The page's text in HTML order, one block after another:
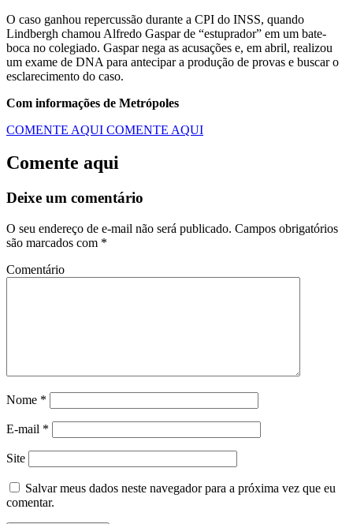
O caso ganhou repercussão durante a CPI do INSS, quando
Lindbergh chamou Alfredo Gaspar de “estuprador” em um bate-
boca no colegiado. Gaspar nega as acusações e, em abril, realizou
um exame de DNA para antecipar a produção de provas e buscar o
esclarecimento do caso.
Com informações de Metrópoles
COMENTE AQUI COMENTE AQUI
Comente aqui
Deixe um comentário
O seu endereço de e-mail não será publicado. Campos obrigatórios
são marcados com *
Comentário
Nome *
E-mail *
Site
Salvar meus dados neste navegador para a próxima vez que eu
comentar.